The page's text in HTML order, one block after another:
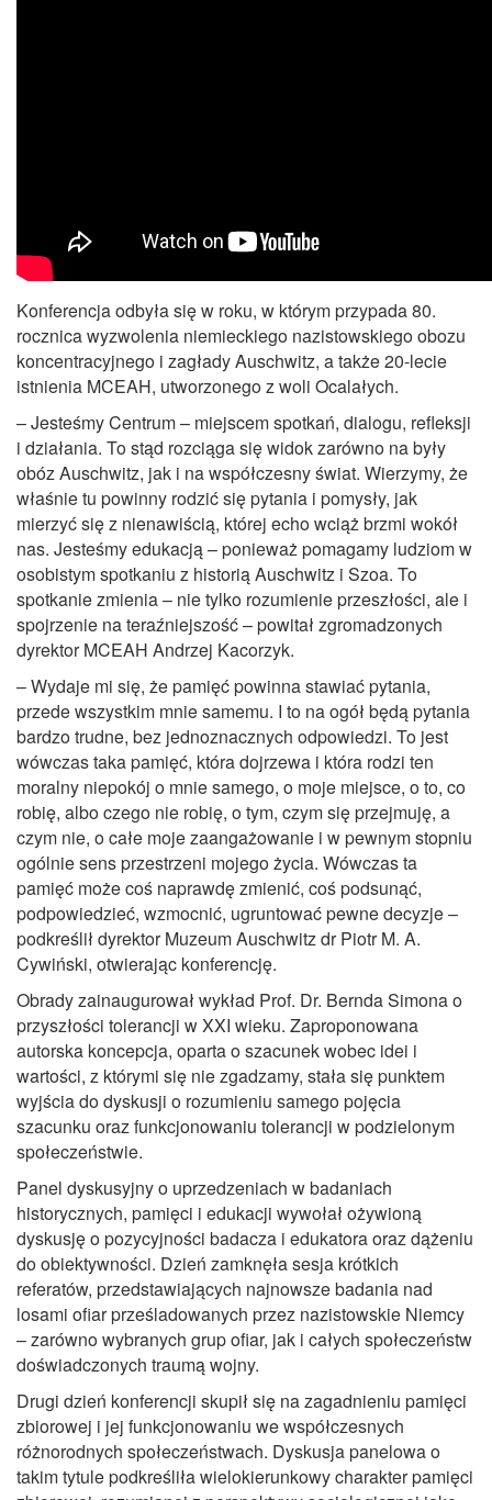
Konferencja odbyła się w roku, w którym przypada 80.
rocznica wyzwolenia niemieckiego nazistowskiego obozu
koncentracyjnego i zagłady Auschwitz, a także 20-lecie
istnienia MCEAH, utworzonego z woli Ocalałych.
– Jesteśmy Centrum – miejscem spotkań, dialogu, refleksji
i działania. To stąd rozciąga się widok zarówno na były
obóz Auschwitz, jak i na współczesny świat. Wierzymy, że
właśnie tu powinny rodzić się pytania i pomysły, jak
mierzyć się z nienawiścią, której echo wciąż brzmi wokół
nas. Jesteśmy edukacją – ponieważ pomagamy ludziom w
osobistym spotkaniu z historią Auschwitz i Szoa. To
spotkanie zmienia – nie tylko rozumienie przeszłości, ale i
spojrzenie na teraźniejszość – powitał zgromadzonych
dyrektor MCEAH Andrzej Kacorzyk.
– Wydaje mi się, że pamięć powinna stawiać pytania,
przede wszystkim mnie samemu. I to na ogół będą pytania
bardzo trudne, bez jednoznacznych odpowiedzi. To jest
wówczas taka pamięć, która dojrzewa i która rodzi ten
moralny niepokój o mnie samego, o moje miejsce, o to, co
robię, albo czego nie robię, o tym, czym się przejmuję, a
czym nie, o całe moje zaangażowanie i w pewnym stopniu
ogólnie sens przestrzeni mojego życia. Wówczas ta
pamięć może coś naprawdę zmienić, coś podsunąć,
podpowiedzieć, wzmocnić, ugruntować pewne decyzje –
podkreślił dyrektor Muzeum Auschwitz dr Piotr M. A.
Cywiński, otwierając konferencję.
Obrady zainaugurował wykład Prof. Dr. Bernda Simona o
przyszłości tolerancji w XXI wieku. Zaproponowana
autorska koncepcja, oparta o szacunek wobec idei i
wartości, z którymi się nie zgadzamy, stała się punktem
wyjścia do dyskusji o rozumieniu samego pojęcia
szacunku oraz funkcjonowaniu tolerancji w podzielonym
społeczeństwie.
Panel dyskusyjny o uprzedzeniach w badaniach
historycznych, pamięci i edukacji wywołał ożywioną
dyskusję o pozycyjności badacza i edukatora oraz dążeniu
do obiektywności. Dzień zamknęła sesja krótkich
referatów, przedstawiających najnowsze badania nad
losami ofiar prześladowanych przez nazistowskie Niemcy
– zarówno wybranych grup ofiar, jak i całych społeczeństw
doświadczonych traumą wojny.
Drugi dzień konferencji skupił się na zagadnieniu pamięci
zbiorowej i jej funkcjonowaniu we współczesnych
różnorodnych społeczeństwach. Dyskusja panelowa o
takim tytule podkreśliła wielokierunkowy charakter pamięci